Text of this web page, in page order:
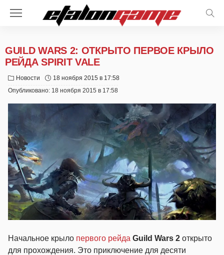
GUILD WARS 2: ОТКРЫТО ПЕРВОЕ КРЫЛО
РЕЙДА SPIRIT VALE
Новости
18 ноября 2015 в 17:58
Опубликовано: 18 ноября 2015 в 17:58
Начальное крыло первого рейда Guild Wars 2 открыто
для прохождения. Это приключение для десяти